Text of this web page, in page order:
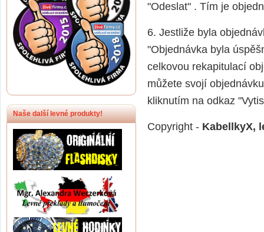
"Odeslat" . Tím je
6. Jestliže byla
"Objednávka byla
celkovou rekapitulací
můžete svojí
kliknutím na odkaz
Copyright - KabellkyX,
Naše další levné produkty!